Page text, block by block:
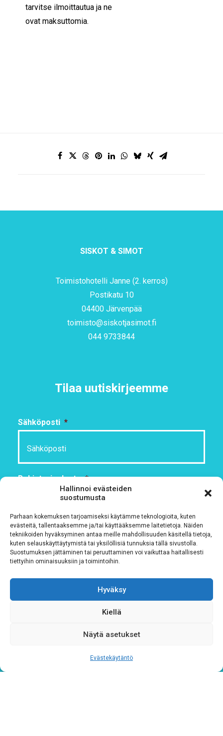
Hallinnoi evästeiden
suostumusta
Parhaan kokemuksen tarjoamiseksi käytämme teknologioita, kuten
evästeitä, tallentaaksemme ja/tai käyttääksemme laitetietoja. Näiden
tekniikoiden hyväksyminen antaa meille mahdollisuuden käsitellä tietoja,
kuten selauskäyttäytymistä tai yksilöllisiä tunnuksia tällä sivustolla.
Suostumuksen jättäminen tai peruuttaminen voi vaikuttaa haitallisesti
tiettyihin ominaisuuksiin ja toimintoihin.
Hyväksy
Kiellä
Näytä asetukset
Evästekäytäntö
tarvitse ilmoittautua ja ne
ovat maksuttomia.
SISKOT & SIMOT
Toimistohotelli Janne (2. kerros)
Postikatu 10
04400 Järvenpää
toimisto@siskotjasimot.fi
044 9733844
Tilaa uutiskirjeemme
Sähköposti *
Rekisteriseloste *
Hyväksyn ehdot
Tutustu rekisteriselosteeseemme tämän linkin kautta!
CAPTCHA
Tietosuojaseloste